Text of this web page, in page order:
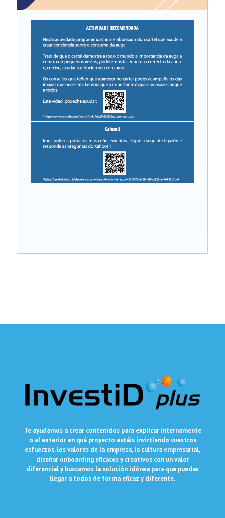
Te ayudamos a crear contenidos para explicar internamente
o al exterior en qué proyecto estáis invirtiendo vuestros
esfuerzos, los valores de la empresa, la cultura empresarial,
diseñar onboarding eficaces y creativos con un valor
diferencial y buscamos la solución idónea para que puedas
llegar a todos de forma eficaz y diferente.